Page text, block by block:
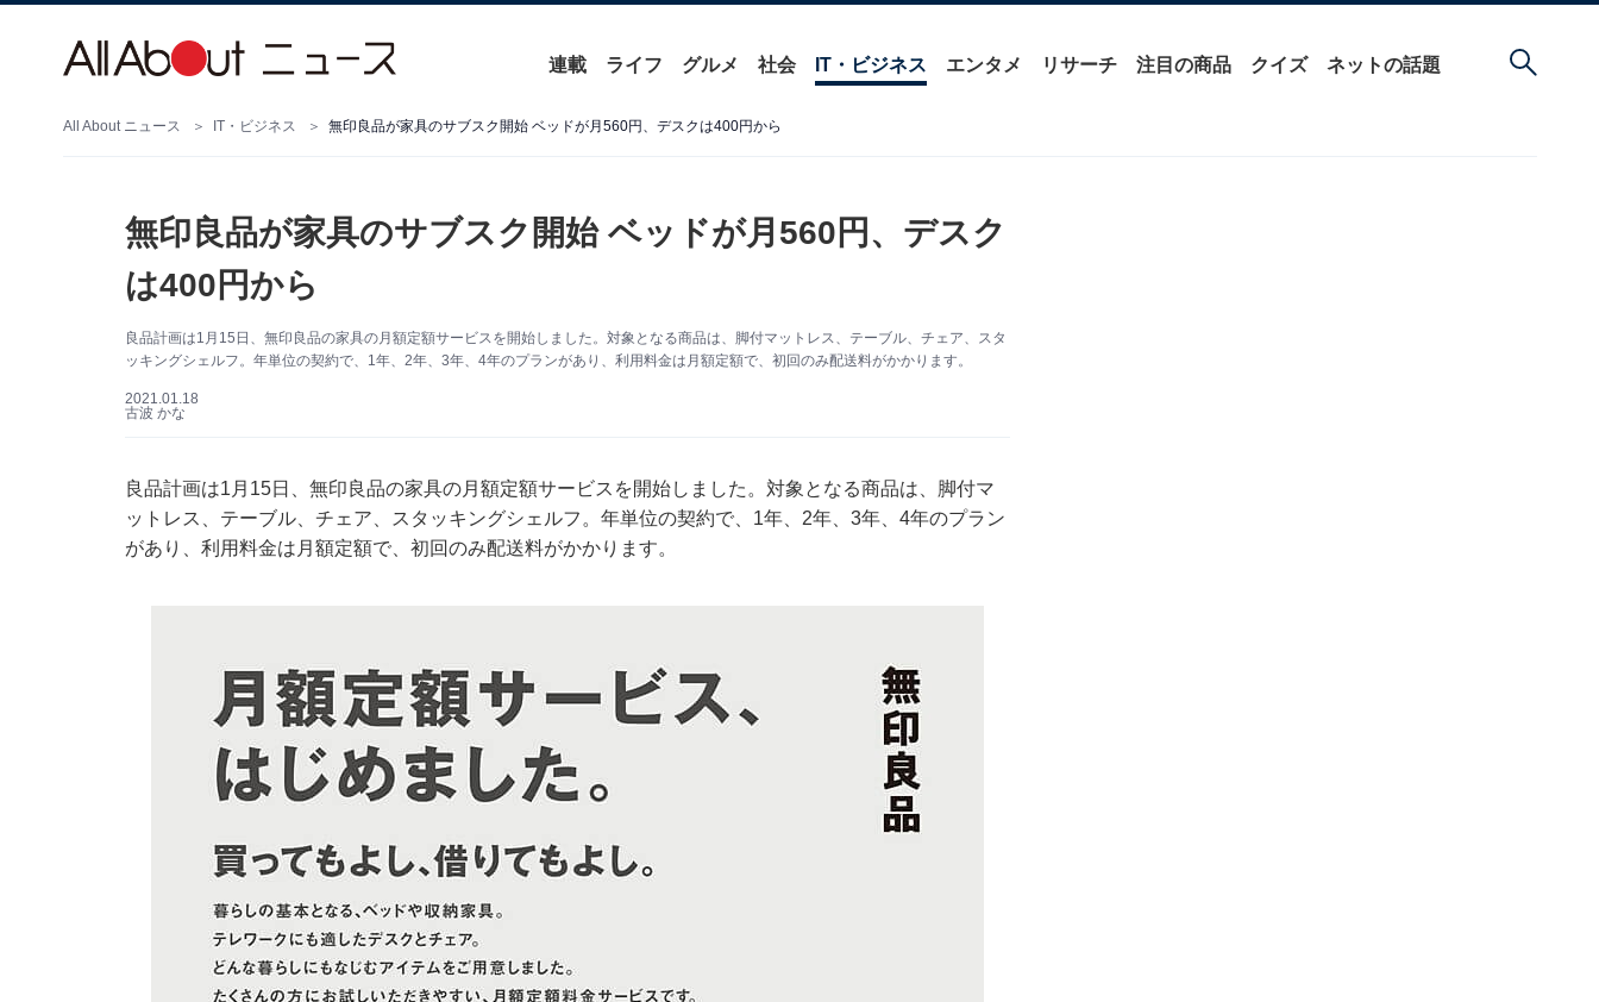
連載 ライフ グルメ 社会 IT・ビジネス エンタメ リサーチ 注目の商品 クイズ ネットの話題
All About ニュース IT・ビジネス 無印良品が家具のサブスク開始 ベッドが月560円、デスクは400円から
無印良品が家具のサブスク開始 ベッドが月560円、デスク
は400円から
良品計画は1月15日、無印良品の家具の月額定額サービスを開始しました。対象となる商品は、脚付マットレス、テーブル、チェア、スタ
ッキングシェルフ。年単位の契約で、1年、2年、3年、4年のプランがあり、利用料金は月額定額で、初回のみ配送料がかかります。
2021.01.18
古波 かな
良品計画は1月15日、無印良品の家具の月額定額サービスを開始しました。対象となる商品は、脚付マ
ットレス、テーブル、チェア、スタッキングシェルフ。年単位の契約で、1年、2年、3年、4年のプラン
があり、利用料金は月額定額で、初回のみ配送料がかかります。